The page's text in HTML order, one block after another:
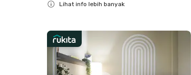
Lihat info lebih banyak